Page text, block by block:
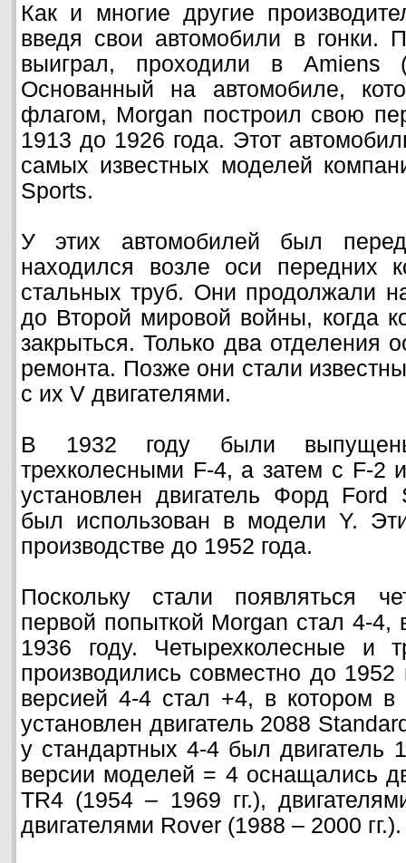
Как и многие другие
введя свои автомобили в гонки.
выиграл, проходили в Amiens
Основанный на автомобиле,
флагом, Morgan построил свою
1913 до 1926 года. Этот
самых известных моделей
Sports.
У этих автомобилей был
находился возле оси передних
стальных труб. Они продолжали
до Второй мировой войны, когда
закрыться. Только два отделения
ремонта. Позже они стали
с их V двигателями.
В 1932 году были
трехколесными F-4, а затем с F-2
установлен двигатель Форд Ford
был использован в модели Y.
производстве до 1952 года.
Поскольку стали появляться
первой попыткой Morgan стал 4-
1936 году. Четырехколесные и
производились совместно до
версией 4-4 стал +4, в котором в
установлен двигатель 2088
у стандартных 4-4 был двигатель
версии моделей = 4 оснащались
TR4 (1954 – 1969 гг.),
двигателями Rover (1988 – 2000 гг.).